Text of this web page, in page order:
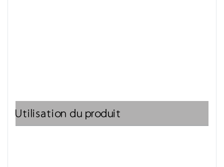
Utilisation du produit